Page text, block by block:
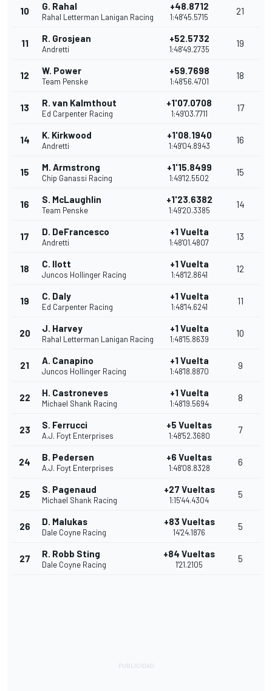
10 G. Rahal
Rahal Letterman Lanigan Racing
+48.8712
1:48'45.5715
21
11 R. Grosjean
Andretti
+52.5732
1:48'49.2735
19
12 W. Power
Team Penske
+59.7698
1:48'56.4701
18
13 R. van Kalmthout
Ed Carpenter Racing
+1'07.0708
1:49'03.7711
17
14 K. Kirkwood
Andretti
+1'08.1940
1:49'04.8943
16
15 M. Armstrong
Chip Ganassi Racing
+1'15.8499
1:49'12.5502
15
16 S. McLaughlin
Team Penske
+1'23.6382
1:49'20.3385
14
17 D. DeFrancesco
Andretti
+1 Vuelta
1:48'01.4807
13
18 C. Ilott
Juncos Hollinger Racing
+1 Vuelta
1:48'12.8641
12
19 C. Daly
Ed Carpenter Racing
+1 Vuelta
1:48'14.6241
11
20 J. Harvey
Rahal Letterman Lanigan Racing
+1 Vuelta
1:48'15.8639
10
21 A. Canapino
Juncos Hollinger Racing
+1 Vuelta
1:48'18.8870
9
22 H. Castroneves
Michael Shank Racing
+1 Vuelta
1:48'19.5694
8
23 S. Ferrucci
A.J. Foyt Enterprises
+5 Vueltas
1:48'52.3680
7
24 B. Pedersen
A.J. Foyt Enterprises
+6 Vueltas
1:48'08.8328
6
25 S. Pagenaud
Michael Shank Racing
+27 Vueltas
1:15'44.4304
5
26 D. Malukas
Dale Coyne Racing
+83 Vueltas
14'24.1876
5
27 R. Robb Sting
Dale Coyne Racing
+84 Vueltas
1'21.2105
5